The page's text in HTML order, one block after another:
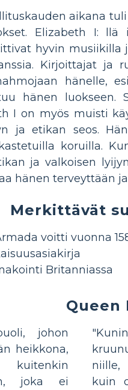
aikana
Elizabeth I: llä
hyvin musiikilla
Kirjoittajat ja
hänelle,
hänen luokseen.
I on myös muisti
ja etikan seos.
koruilla.
ja valkoisen
hänen terveyttään
Merkittävät
voitti vuonna
Britanniassa
Queen
johon
heikkona,
joka ei
niille,
kuin